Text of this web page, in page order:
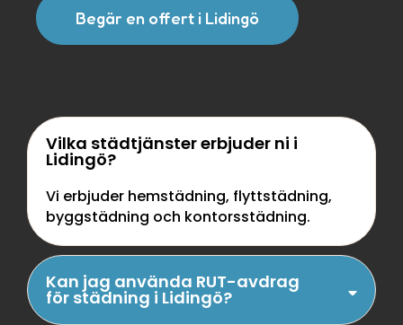
Begär en offert i Lidingö
Vilka städtjänster erbjuder ni i
Lidingö?
Vi erbjuder hemstädning, flyttstädning,
byggstädning och kontorsstädning.
Kan jag använda RUT-avdrag
för städning i Lidingö?